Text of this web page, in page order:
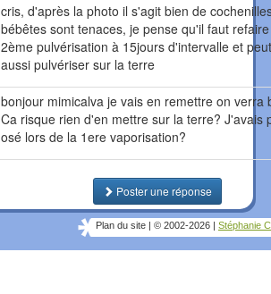
cris, d'après la photo il s'agit bien de
bébêtes sont tenaces, je pense qu'il faut
2ème pulvérisation à 15jours d'intervalle et
aussi pulvériser sur la terre
bonjour mimicalva je vais en remettre on verra
Ca risque rien d'en mettre sur la terre? J'avais
osé lors de la 1ere vaporisation?
Poster une réponse
Plan du site © 2002-2026 Stéphanie C